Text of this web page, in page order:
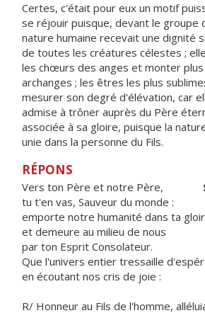
Certes, c'était pour eux un motif
se réjouir puisque, devant le groupe
nature humaine recevait une dignité
de toutes les créatures célestes ;
les chœurs des anges et monter plus
archanges ; les êtres les plus
mesurer son degré d'élévation, car
admise à trôner auprès du Père
associée à sa gloire, puisque la
unie dans la personne du Fils.
RÉPONS
Vers ton Père et notre Père,
tu t'en vas, Sauveur du monde :
emporte notre humanité dans ta
et demeure au milieu de nous
par ton Esprit Consolateur.
Que l'univers entier tressaille
en écoutant nos cris de joie :
R/ Honneur au Fils de l'homme,